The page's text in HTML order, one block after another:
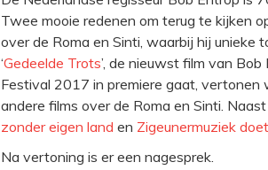
Twee mooie redenen om terug te kijken
over de Roma en Sinti, waarbij hij unieke
‘Gedeelde Trots’, de nieuwst film van
Festival 2017 in premiere gaat,
andere films over de Roma en Sinti.
zonder eigen land en Zigeunermuziek
Na vertoning is er een nagesprek.